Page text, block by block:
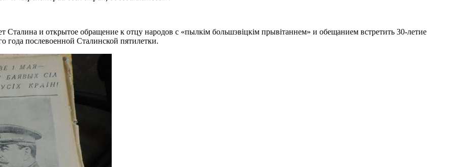
Сталина и открытое обращение к отцу народов с «пылкім большэвіцкім прывітаннем» и обещанием встретить 30-летие
послевоенной Сталинской пятилетки.